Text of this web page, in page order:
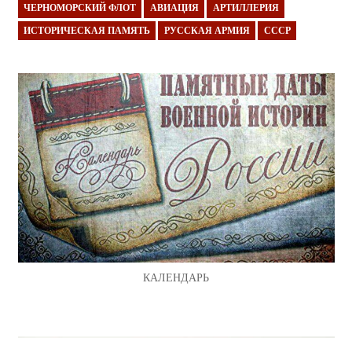
ЧЕРНОМОРСКИЙ ФЛОТ АВИАЦИЯ АРТИЛЛЕРИЯ
ИСТОРИЧЕСКАЯ ПАМЯТЬ РУССКАЯ АРМИЯ СССР
КАЛЕНДАРЬ